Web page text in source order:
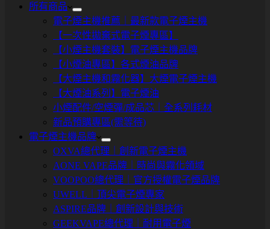
所有商品
電子煙主機推薦｜最新款電子煙主機
【一次性拋棄式電子煙專區】
【小煙主機套裝】電子煙主機品牌
【小煙油專區】各式煙油品牌
【大煙主機和霧化器】大煙電子煙主機
【大煙油系列】電子煙油
小煙配件/空煙彈/成品芯｜全系列耗材
新品預購專區(需等待)
電子煙主機品牌
OXVA總代理｜創新電子煙主機
AONE VAPE品牌｜時尚與霧化領域
VOOPOO總代理｜官方授權電子煙品牌
UWELL｜頂尖電子煙專家
ASPIRE品牌｜創新設計與技術
GEEKVAPE總代理｜耐用電子煙